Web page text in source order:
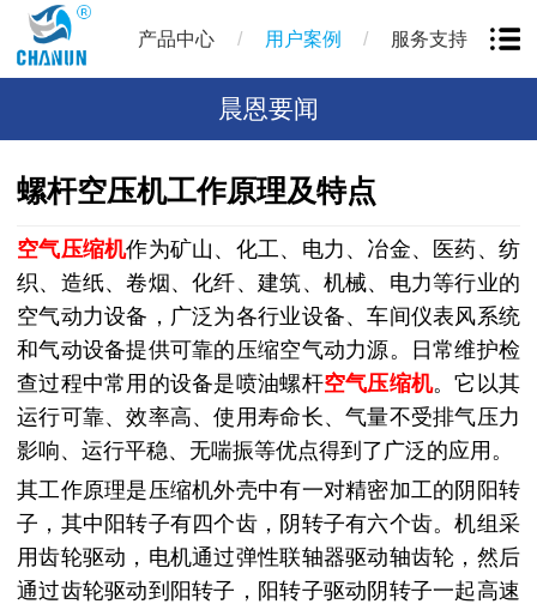
产品中心 / 用户案例 / 服务支持
晨恩要闻
螺杆空压机工作原理及特点
空气压缩机作为矿山、化工、电力、冶金、医药、纺
织、造纸、卷烟、化纤、建筑、机械、电力等行业的
空气动力设备，广泛为各行业设备、车间仪表风系统
和气动设备提供可靠的压缩空气动力源。日常维护检
查过程中常用的设备是喷油螺杆空气压缩机。它以其
运行可靠、效率高、使用寿命长、气量不受排气压力
影响、运行平稳、无喘振等优点得到了广泛的应用。
其工作原理是压缩机外壳中有一对精密加工的阴阳转
子，其中阳转子有四个齿，阴转子有六个齿。机组采
用齿轮驱动，电机通过弹性联轴器驱动轴齿轮，然后
通过齿轮驱动到阳转子，阳转子驱动阴转子一起高速